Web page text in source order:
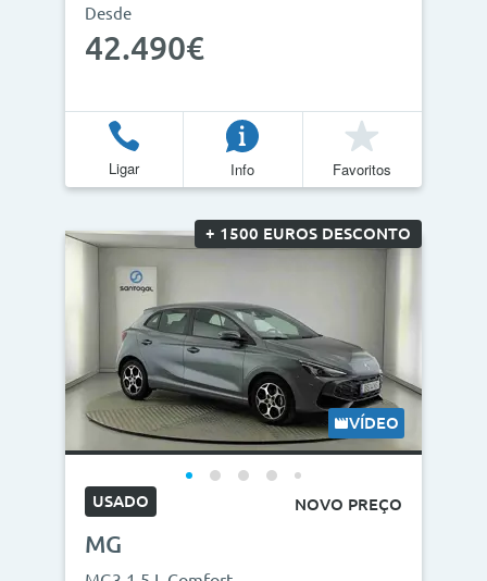
Desde
42.490€
Ligar Info Favoritos
+ 1500 EUROS DESCONTO
VÍDEO
USADO NOVO PREÇO
MG